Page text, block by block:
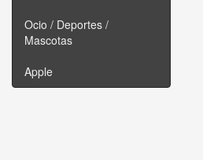
Ocio / Deportes /
Mascotas
Apple